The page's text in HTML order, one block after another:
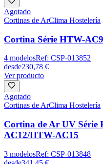
Agotado
Cortinas de ArClima Hostelería
Cortina Série HTW-
4 modelosRef: CSP-013852
desde230,78 €
Ver producto
Agotado
Cortinas de ArClima Hostelería
Cortina de Ar UV Série
AC12/HTW-AC15
3 modelosRef: CSP-013848